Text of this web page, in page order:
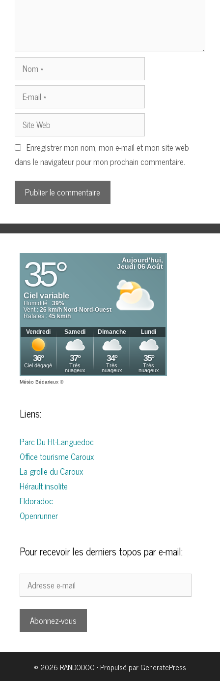
Nom
mail
Site
Web
Enregistrer mon nom, mon e-mail et mon site web
dans le navigateur pour mon prochain commentaire.
Météo Bédarieux ©
Liens:
Parc Du Ht-Languedoc
Office tourisme Caroux
La grolle du Caroux
Hérault insolite
Eldoradoc
Openrunner
Pour recevoir les derniers topos par e-mail:
Adresse
Abonnez-vous
© 2026 RANDODOC • Propulsé par GeneratePress